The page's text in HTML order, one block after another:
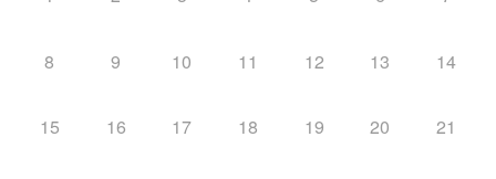
8 9 10 11 12 13 14
15 16 17 18 19 20 21